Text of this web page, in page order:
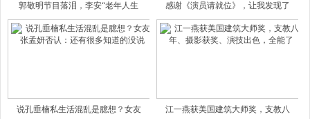
郭敬明节目落泪，李安“老年人生 感谢《演员请就位》，让我发现了
说孔垂楠私生活混乱是臆想？女友 江一燕获美国建筑大师奖，支教八